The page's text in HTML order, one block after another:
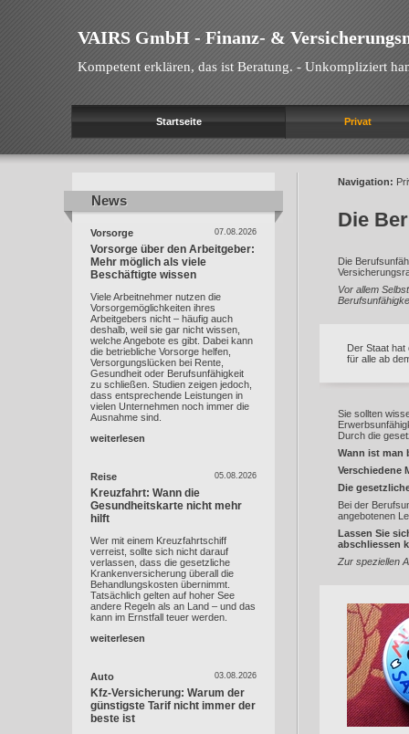
VAIRS GmbH - Finanz- &
Kompetent erklären, das ist Beratung. - Unkompliziert
Startseite Privat
News
News
07.08.2026
Vorsorge
Vorsorge über den Arbeitgeber:
Mehr möglich als viele
Beschäftigte wissen
Viele Arbeitnehmer nutzen die
Vorsorgemöglichkeiten ihres
Arbeitgebers nicht – häufig auch
deshalb, weil sie gar nicht wissen,
welche Angebote es gibt. Dabei kann
die betriebliche Vorsorge helfen,
Versorgungslücken bei Rente,
Gesundheit oder Berufsunfähigkeit
zu schließen. Studien zeigen jedoch,
dass entsprechende Leistungen in
vielen Unternehmen noch immer die
Ausnahme sind.
weiterlesen
05.08.2026
Reise
Kreuzfahrt: Wann die
Gesundheitskarte nicht mehr
hilft
Wer mit einem Kreuzfahrtschiff
verreist, sollte sich nicht darauf
verlassen, dass die gesetzliche
Krankenversicherung überall die
Behandlungskosten übernimmt.
Tatsächlich gelten auf hoher See
andere Regeln als an Land – und das
kann im Ernstfall teuer werden.
weiterlesen
03.08.2026
Auto
Kfz-Versicherung: Warum der
günstigste Tarif nicht immer der
beste ist
Navigation:
Die
Die
Vor allem
Der Staat
für alle ab
Sie sollten
Durch die
Wann ist man
Verschiedene
Die
Bei der
angebotenen
Lassen Sie
abschliessen
Zur speziellen